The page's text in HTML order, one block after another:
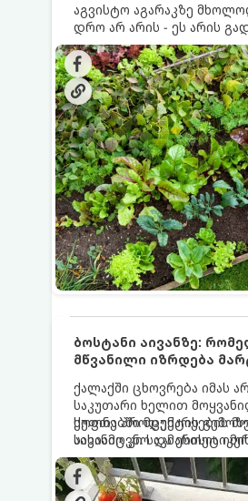
აგვისტო აგარაკზე
დრო არ არის - ეს არის
როდესაც საფუძველი
მოსავალს და ბაღი
ზამთრის სეზონისთვის.
ნიადაგმა ენერგია
მცენარეებმა ზამთარს
ბოლომდე 5
უნდა მოასწროთ:
ბოსტანი აივანზე:
მწვანილი იზრდება
ქალაქში ცხოვრება იმას
საკუთარი ხელით
სუფთა პროდუქტის
აივანიც კი საკმარისია
მოიწყოთ მინი-ბოსტანი,
ყოველდღიურად ახალ,
და ბოსტნეულს მოკრეფთ.
ქოთნებში მცენარეების
სასიამოვნო და
იცოდეთ, რომელი
ქოთნის პირობებს
მოუაროთ მათ სწორად.